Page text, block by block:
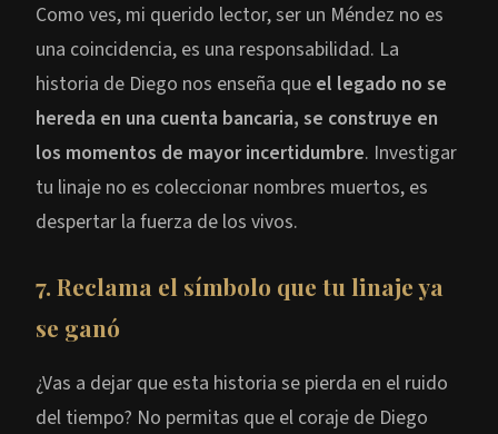
Como ves, mi querido lector, ser un Méndez no es
una coincidencia, es una responsabilidad. La
historia de Diego nos enseña que el legado no se
hereda en una cuenta bancaria, se construye en
los momentos de mayor incertidumbre. Investigar
tu linaje no es coleccionar nombres muertos, es
despertar la fuerza de los vivos.
7. Reclama el símbolo que tu linaje ya
se ganó
¿Vas a dejar que esta historia se pierda en el ruido
del tiempo? No permitas que el coraje de Diego